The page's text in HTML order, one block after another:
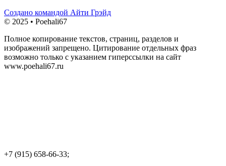
Создано командой Айти Грэйд
© 2025 • Poehali67
Полное копирование текстов, страниц, разделов и
изображений запрещено. Цитирование отдельных фраз
возможно только с указанием гиперссылки на сайт
www.poehali67.ru
+7 (915) 658-66-33;